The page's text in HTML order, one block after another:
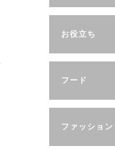
お役立ち
フード
ファッション